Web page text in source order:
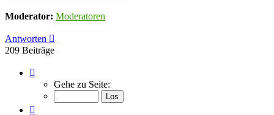
Moderator: Moderatoren
Antworten
209 Beiträge
von
Gehe zu Seite: